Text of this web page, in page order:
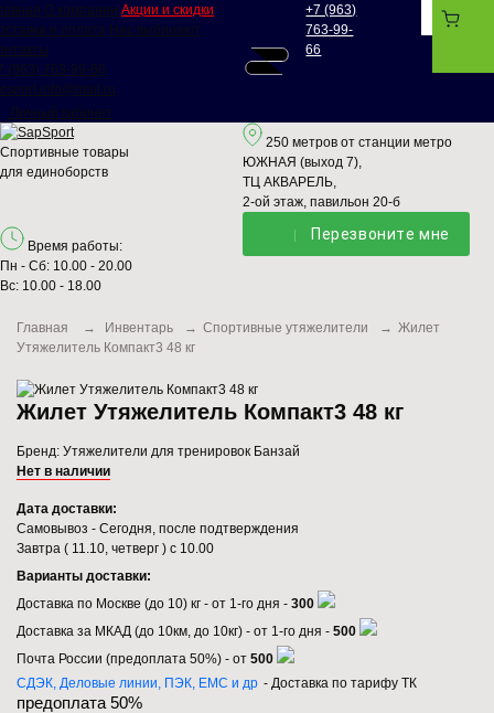
О компании Акции и скидки
и оплата Нас выбирают
(963) 763-99-66
Личный кабинет
+7 (963)
763-99-
66
Спортивные товары
для единоборств
250 метров от станции метро
ЮЖНАЯ (выход 7),
ТЦ АКВАРЕЛЬ,
2-ой этаж, павильон 20-б
Время работы:
Пн - Сб: 10.00 - 20.00
Вс: 10.00 - 18.00
Перезвонитe мне
Главная → Инвентарь → Спортивные утяжелители → Жилет
Утяжелитель Компакт3 48 кг
Жилет Утяжелитель Компакт3 48 кг
Бренд: Утяжелители для тренировок Банзай
Нет в наличии
Дата доставки:
Самовывоз - Сегодня, после подтверждения
Завтра ( 11.10, четверг ) с 10.00
Варианты доставки:
Доставка по Москве (до 10) кг - от 1-го дня - 300
Доставка за МКАД (до 10км, до 10кг) - от 1-го дня - 500
Почта России (предоплата 50%) - от 500
СДЭК, Деловые линии, ПЭК, EMC и др
предоплата 50%
- Доставка по тарифу ТК